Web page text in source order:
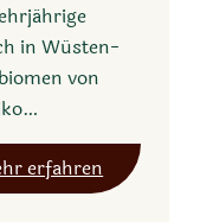
r
r
i
in Wüsten-
von
erfahren
A